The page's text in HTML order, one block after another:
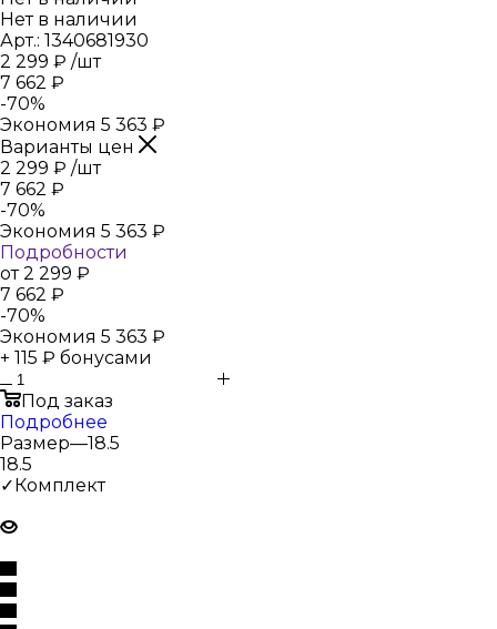
Нет в наличии
Арт.: 1340681930
2 299 ₽ /шт
7 662 ₽
-70%
Экономия 5 363 ₽
Варианты цен
2 299 ₽ /шт
7 662 ₽
-70%
Экономия 5 363 ₽
Подробности
от2 299 ₽
7 662 ₽
-70%
Экономия 5 363 ₽
+ 115 ₽ бонусами
Под заказ
Подробнее
Размер—18.5
18.5
✓Комплект